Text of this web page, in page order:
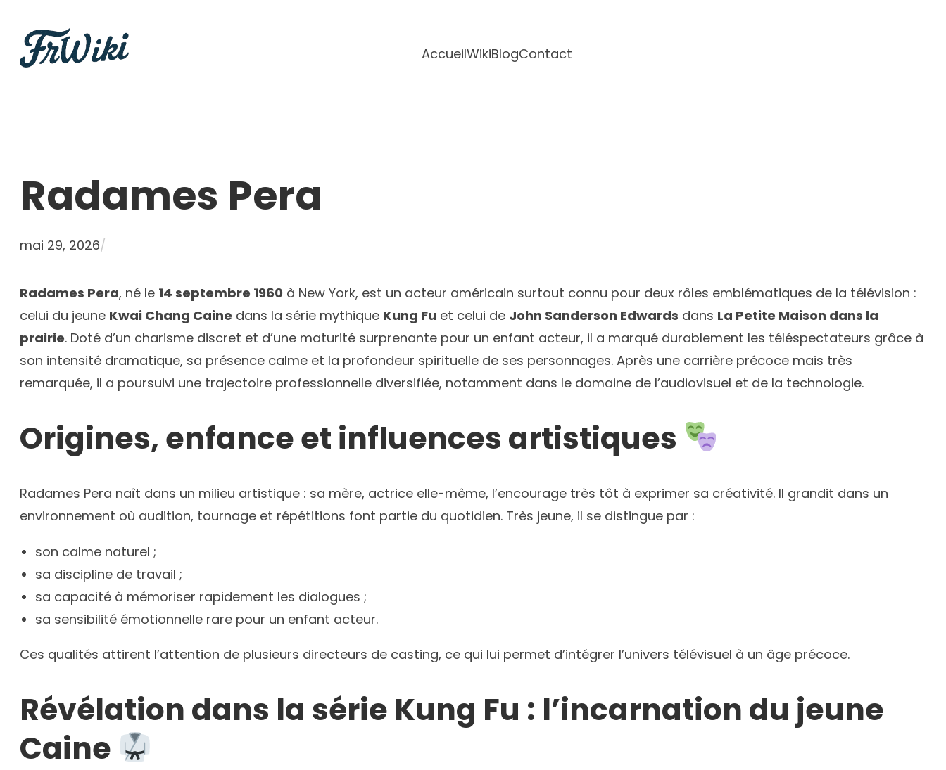
contenu
AccueilWikiBlogContact
Radames Pera
mai 29, 2026/
Radames Pera, né le 14 septembre 1960 à New York, est un acteur américain surtout connu pour deux rôles emblématiques de la télévision :
celui du jeune Kwai Chang Caine dans la série mythique Kung Fu et celui de John Sanderson Edwards dans La Petite Maison dans la
prairie. Doté d’un charisme discret et d’une maturité surprenante pour un enfant acteur, il a marqué durablement les téléspectateurs grâce à
son intensité dramatique, sa présence calme et la profondeur spirituelle de ses personnages. Après une carrière précoce mais très
remarquée, il a poursuivi une trajectoire professionnelle diversifiée, notamment dans le domaine de l’audiovisuel et de la technologie.
Origines, enfance et influences artistiques
Radames Pera naît dans un milieu artistique : sa mère, actrice elle-même, l’encourage très tôt à exprimer sa créativité. Il grandit dans un
environnement où audition, tournage et répétitions font partie du quotidien. Très jeune, il se distingue par :
son calme naturel ;
sa discipline de travail ;
sa capacité à mémoriser rapidement les dialogues ;
sa sensibilité émotionnelle rare pour un enfant acteur.
Ces qualités attirent l’attention de plusieurs directeurs de casting, ce qui lui permet d’intégrer l’univers télévisuel à un âge précoce.
Révélation dans la série Kung Fu : l’incarnation du jeune
Caine